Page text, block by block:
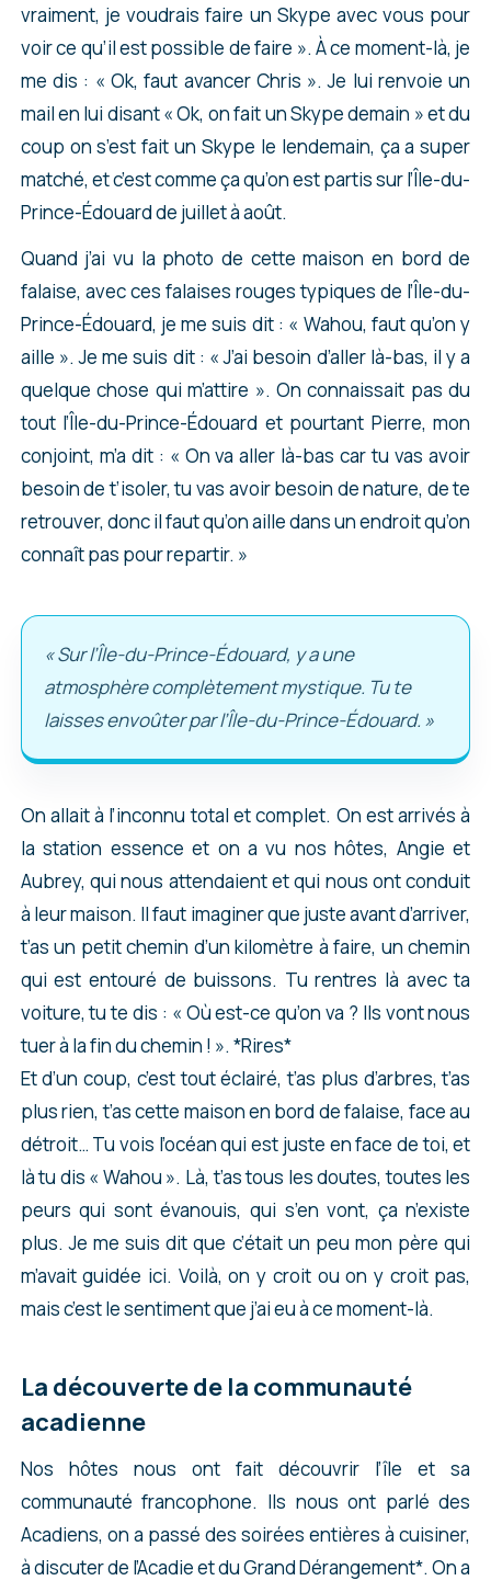
vraiment, je voudrais faire un Skype avec vous pour
voir ce qu’il est possible de faire ». À ce moment-là, je
me dis : « Ok, faut avancer Chris ». Je lui renvoie un
mail en lui disant « Ok, on fait un Skype demain » et du
coup on s’est fait un Skype le lendemain, ça a super
matché, et c’est comme ça qu’on est partis sur l’Île-du-
Prince-Édouard de juillet à août.
Quand j’ai vu la photo de cette maison en bord de
falaise, avec ces falaises rouges typiques de l’Île-du-
Prince-Édouard, je me suis dit : « Wahou, faut qu’on y
aille ». Je me suis dit : « J’ai besoin d’aller là-bas, il y a
quelque chose qui m’attire ». On connaissait pas du
tout l’Île-du-Prince-Édouard et pourtant Pierre, mon
conjoint, m’a dit : « On va aller là-bas car tu vas avoir
besoin de t’isoler, tu vas avoir besoin de nature, de te
retrouver, donc il faut qu’on aille dans un endroit qu’on
connaît pas pour repartir. »
« Sur l’Île-du-Prince-Édouard, y a une
atmosphère complètement mystique. Tu te
laisses envoûter par l’Île-du-Prince-Édouard. »
On allait à l’inconnu total et complet. On est arrivés à
la station essence et on a vu nos hôtes, Angie et
Aubrey, qui nous attendaient et qui nous ont conduit
à leur maison. Il faut imaginer que juste avant d’arriver,
t’as un petit chemin d’un kilomètre à faire, un chemin
qui est entouré de buissons. Tu rentres là avec ta
voiture, tu te dis : « Où est-ce qu’on va ? Ils vont nous
tuer à la fin du chemin ! ». *Rires*
Et d’un coup, c’est tout éclairé, t’as plus d’arbres, t’as
plus rien, t’as cette maison en bord de falaise, face au
détroit… Tu vois l’océan qui est juste en face de toi, et
là tu dis « Wahou ». Là, t’as tous les doutes, toutes les
peurs qui sont évanouis, qui s’en vont, ça n’existe
plus. Je me suis dit que c’était un peu mon père qui
m’avait guidée ici. Voilà, on y croit ou on y croit pas,
mais c’est le sentiment que j’ai eu à ce moment-là.
La découverte de la communauté
acadienne
Nos hôtes nous ont fait découvrir l’île et sa
communauté francophone. Ils nous ont parlé des
Acadiens, on a passé des soirées entières à cuisiner,
à discuter de l’Acadie et du Grand Dérangement*. On a